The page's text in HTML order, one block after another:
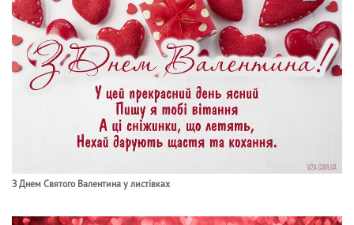
З Днем Святого Валентина у листівках